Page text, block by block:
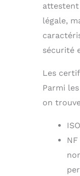
légale,
sécurité
Les
Parmi
on